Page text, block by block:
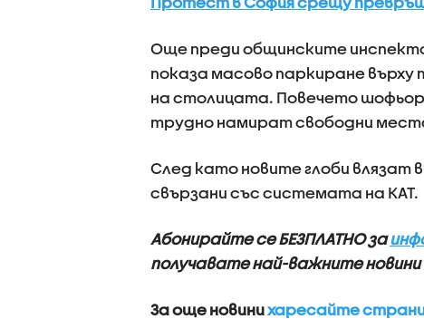
Още преди общинските
показа масово паркиране
на столицата. Повечето
трудно намират свободни
След като новите глоби влязат
свързани със системата на КАТ.
Абонирайте се БЕЗПЛАТНО за
получавате най-важните
За още новинихаресайте